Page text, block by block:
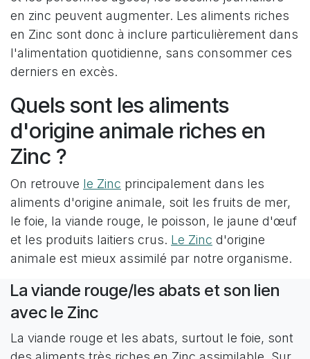
en zinc peuvent augmenter. Les aliments riches
en Zinc sont donc à inclure particulièrement dans
l'alimentation quotidienne, sans consommer ces
derniers en excès.
Quels sont les aliments
d'origine animale riches en
Zinc ?
On retrouve le Zinc principalement dans les
aliments d'origine animale, soit les fruits de mer,
le foie, la viande rouge, le poisson, le jaune d'œuf
et les produits laitiers crus. Le Zinc d'origine
animale est mieux assimilé par notre organisme.
La viande rouge/les abats et son lien
avec le Zinc
La viande rouge et les abats, surtout le foie, sont